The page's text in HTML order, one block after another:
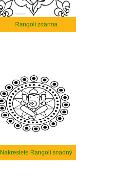
Rangoli zdarma
Nakreslete Rangoli snadný